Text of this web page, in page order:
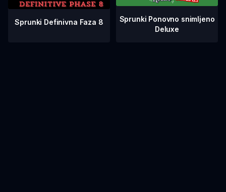
Sprunki Definivna Faza 8
Sprunki Ponovno snimljeno
Deluxe